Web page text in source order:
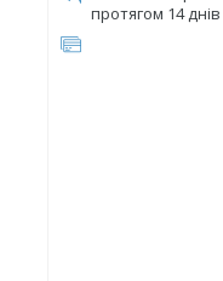
протягом 14 днів